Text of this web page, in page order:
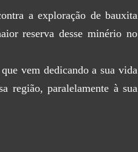
a exploração de bauxita
reserva desse minério no
vem dedicando a sua vida
região, paralelamente à sua